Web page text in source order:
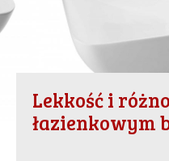
Lekkość i
łazienkowym